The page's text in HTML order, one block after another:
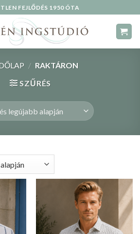
FEJLŐDÉS 1950 ÓTA
/ RAKTÁRON
SZŰRÉS